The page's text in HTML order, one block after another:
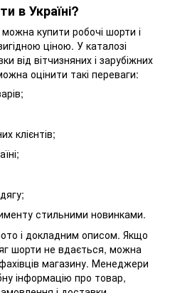
в Україні?
купити робочі шорти і
ціною. У каталозі
від вітчизняних і зарубіжних
оцінити такі переваги:
клієнтів;
стильними новинками.
і докладним описом. Якщо
шорти не вдається, можна
магазину. Менеджери
інформацію про товар,